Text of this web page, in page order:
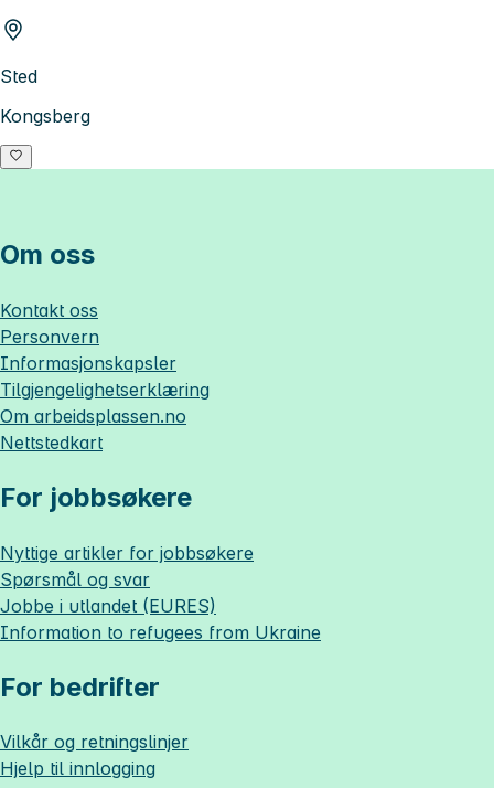
Sted
Kongsberg
Om oss
Kontakt oss
Personvern
Informasjonskapsler
Tilgjengelighetserklæring
Om arbeidsplassen.no
Nettstedkart
For jobbsøkere
Nyttige artikler for jobbsøkere
Spørsmål og svar
Jobbe i utlandet (EURES)
Information to refugees from Ukraine
For bedrifter
Vilkår og retningslinjer
Hjelp til innlogging